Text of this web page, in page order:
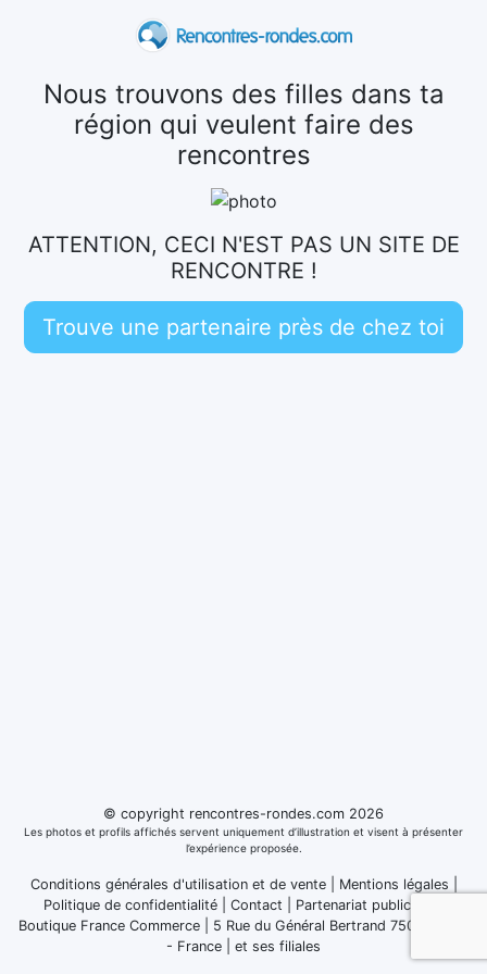
Nous trouvons des filles dans ta
région qui veulent faire des
rencontres
ATTENTION, CECI N'EST PAS UN SITE DE
RENCONTRE !
Trouve une partenaire près de chez toi
© copyright rencontres-rondes.com 2026
Les photos et profils affichés servent uniquement d’illustration et visent à présenter
l’expérience proposée.
Conditions générales d'utilisation et de vente| Mentions légales
Politique de confidentialité
Contact
Partenariat publicitaire
Boutique France Commerce | 5 Rue du Général Bertrand 75007 Paris
- France
et ses filiales